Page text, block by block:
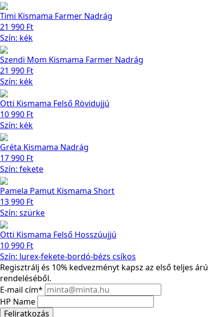
Timi Kismama Farmer Nadrág
21 990 Ft
Szín: kék
Szendi Mom Kismama Farmer Nadrág
21 990 Ft
Szín: kék
Otti Kismama Felső Rövidujjú
10 990 Ft
Szín: kék
Gréta Kismama Nadrág
17 990 Ft
Szín: fekete
Pamela Pamut Kismama Short
13 990 Ft
Szín: szürke
Otti Kismama Felső Hosszúujjú
10 990 Ft
Szín: lurex-fekete-bordó-bézs csíkos
Regisztrálj és 10% kedvezményt kapsz az első teljes árú
rendeléséből.
E-mail cím*
HP Name
Feliratkozás